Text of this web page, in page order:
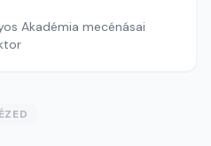
Akadémia mecénásai